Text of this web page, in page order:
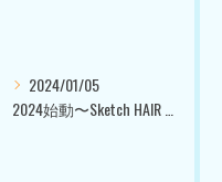
2024/01/05